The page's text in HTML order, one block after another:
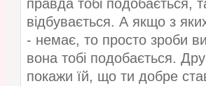
правда тобі подобається,
відбувається. А якщо з
- немає, то просто зроби
вона тобі подобається.
покажи їй, що ти добре